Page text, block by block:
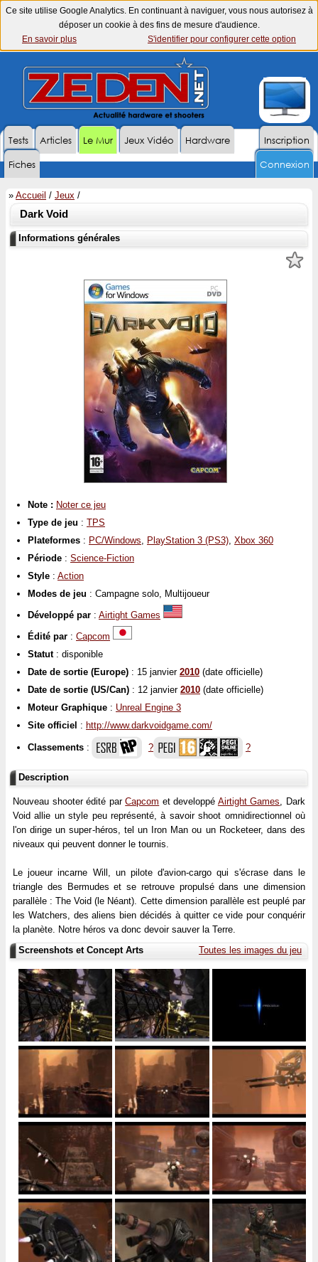
Ce site utilise Google Analytics. En continuant à naviguer, vous nous autorisez à
déposer un cookie à des fins de mesure d'audience.
En savoir plus
S'identifier pour configurer cette option
Inscription
Tests Articles Le Mur Jeux Vidéo
Hardware
Fiches
Connexion
» Accueil / Jeux /
Dark Void
Informations générales
Note : Noter ce jeu
Type de jeu : TPS
Plateformes : PC/Windows, PlayStation 3 (PS3), Xbox 360
Période : Science-Fiction
Style : Action
Modes de jeu : Campagne solo, Multijoueur
Développé par : Airtight Games
Édité par : Capcom
Statut: disponible
Date de sortie (Europe) : 15 janvier 2010 (date officielle)
Date de sortie (US/Can) : 12 janvier 2010 (date officielle)
Moteur Graphique : Unreal Engine 3
Site officiel : http://www.darkvoidgame.com/
Classements : ? ?
Description
Nouveau shooter édité parCapcom et developpé Airtight Games, Dark
Void allie un style peu représenté, à savoir shoot omnidirectionnel où
l'on dirige un super-héros, tel un Iron Man ou un Rocketeer, dans des
niveaux qui peuvent donner le tournis.
Le joueur incarne Will, un pilote d'avion-cargo qui s'écrase dans le
triangle des Bermudes et se retrouve propulsé dans une dimension
parallèle : The Void (le Néant). Cette dimension parallèle est peuplé par
les Watchers, des aliens bien décidés à quitter ce vide pour conquérir
la planète. Notre héros va donc devoir sauver la Terre.
Toutes les images du jeu
Screenshots et Concept Arts